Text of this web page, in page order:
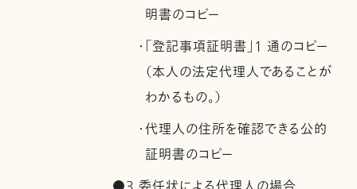
明書のコピー
・「登記事項証明書」1 通のコピー
（本人の法定代理人であることが
わかるもの。）
・代理人の住所を確認できる公的
証明書のコピー